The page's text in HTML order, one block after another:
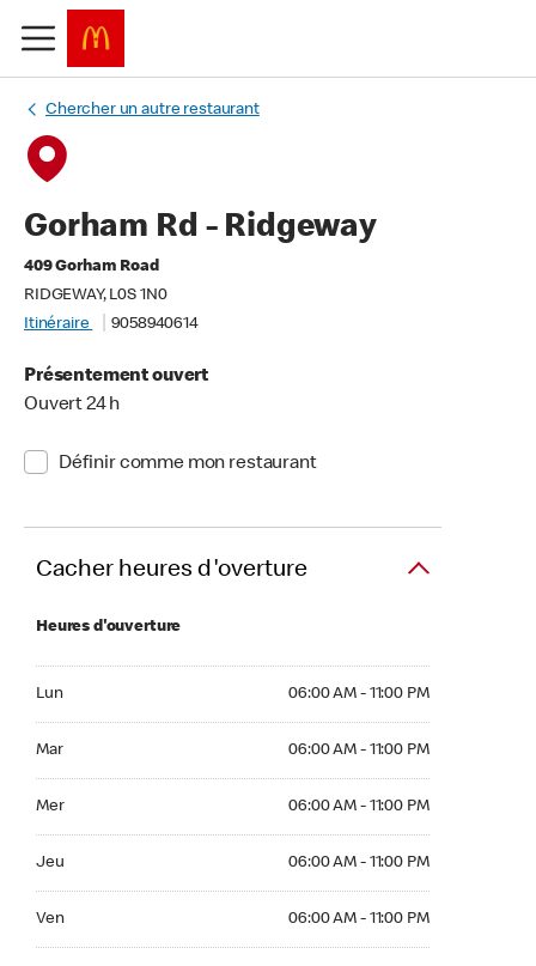
Chercher un autre restaurant
Gorham Rd - Ridgeway
409 Gorham Road
RIDGEWAY, L0S 1N0
Itinéraire
9058940614
Présentement ouvert
Ouvert 24 h
Définir comme mon restaurant
Cacher heures d'overture
Heures d'ouverture
Lun 06:00 AM - 11:00 PM
Mar 06:00 AM - 11:00 PM
Mer 06:00 AM - 11:00 PM
Jeu 06:00 AM - 11:00 PM
Ven 06:00 AM - 11:00 PM